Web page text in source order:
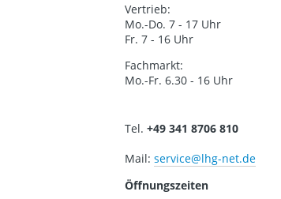
Vertrieb:
Mo.-Do. 7 - 17 Uhr
Fr. 7 - 16 Uhr
Fachmarkt:
Mo.-Fr. 6.30 - 16 Uhr
Tel.+49 341 8706 810
Mail:service@lhg-net.de
Öffnungszeiten